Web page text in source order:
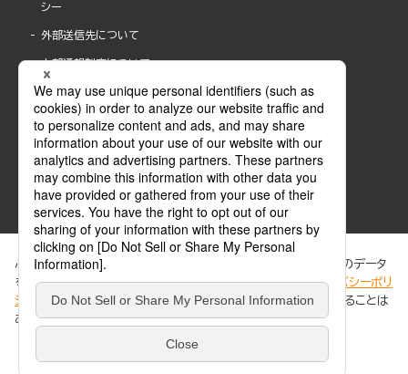
シー
外部送信先について
内部通報制度について
ABJマークは、この電子書店・電子書籍配信サービスが、著作権者からコンテンツ使用許諾を
得た正規版配信サービスであることを示す登録商標(登録番号 第6091713号)です。
ABJマークの詳細、ABJマークを掲示しているサービスの一覧はこちら。
ぶんか社が運営するサイトでは、利便性向上のためにCookie等のデータ
を使用しています。 当社のCookieについての詳細は、「プライバシーポリ
シー
」をご覧ください。当サイトでは、訪問者の個人情報を追跡することは
ありません。